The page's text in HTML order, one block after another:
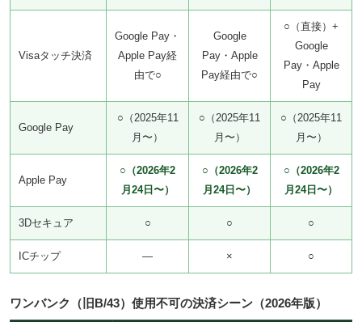
Visaタッチ決済
Google Pay・
Apple Pay経
由で○
Google
Pay・Apple
Pay経由で○
○（直接）+
Google
Pay・Apple
Pay
Google Pay
○（2025年11
月〜）
○（2025年11
月〜）
○（2025年11
月〜）
Apple Pay
○（2026年2
月24日〜）
○（2026年2
月24日〜）
○（2026年2
月24日〜）
3Dセキュア ○ ○ ○
ICチップ — × ○
ワンバンク（旧B/43）使用不可の決済シーン（2026年版）